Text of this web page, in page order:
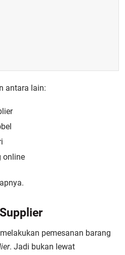
antara lain:
online
pemesanan barang
. Jadi bukan lewat